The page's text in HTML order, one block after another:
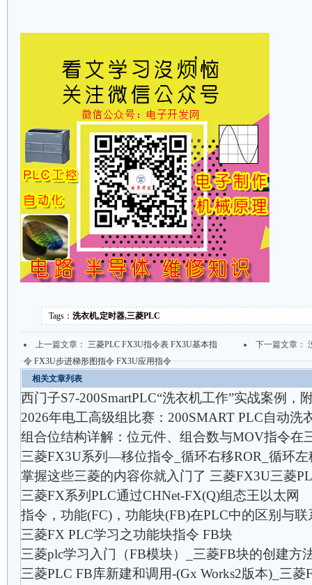
Tags： 洗衣机,定时器,三菱PLC
上一篇文章： 三菱PLC FX3U指令表 FX3U基本指
令 FX3U步进梯形图指令 FX3U应用指令
下一篇文章：
相关文章列表
西门子S7-200SmartPLC“洗衣机工作”实战案例，
2026年电工高级组比赛：200SMART PLC自动洗
组合位结构详解：位元件、组合数与MOV指令在
三菱FX3U系列—移位指令_循环右移ROR_循环左
掌握这些三菱的内容你就入门了 三菱FX3U三菱
三菱FX系列PLC通过CHNet-FX(Q)组态王以太网
指令，功能(FC)，功能块(FB)在PLC中的区别与
三菱FX PLC学习之功能块指令 FB块
三菱plc学习入门（FB模块）_三菱FB块的创建方
三菱PLC FB库新建和调用-(Gx Works2版本)_三